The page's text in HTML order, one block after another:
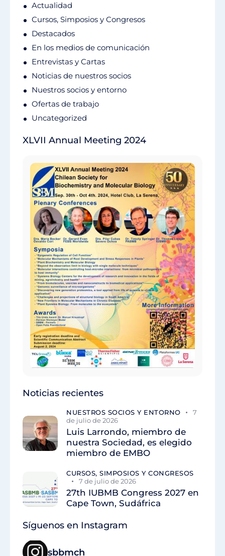
Actualidad
Cursos, Simposios y Congresos
Destacados
En los medios de comunicación
Entrevistas y Cartas
Noticias de nuestros socios
Nuestros socios y entorno
Ofertas de trabajo
Uncategorized
XLVII Annual Meeting 2024
Noticias recientes
NUESTROS SOCIOS Y ENTORNO
7
de julio de 2026
Luis Larrondo, miembro de
nuestra Sociedad, es elegido
miembro de EMBO
CURSOS, SIMPOSIOS Y CONGRESOS
7 de julio de 2026
27th IUBMB Congress 2027 en
Cape Town, Sudáfrica
Síguenos en Instagram
sbbmch